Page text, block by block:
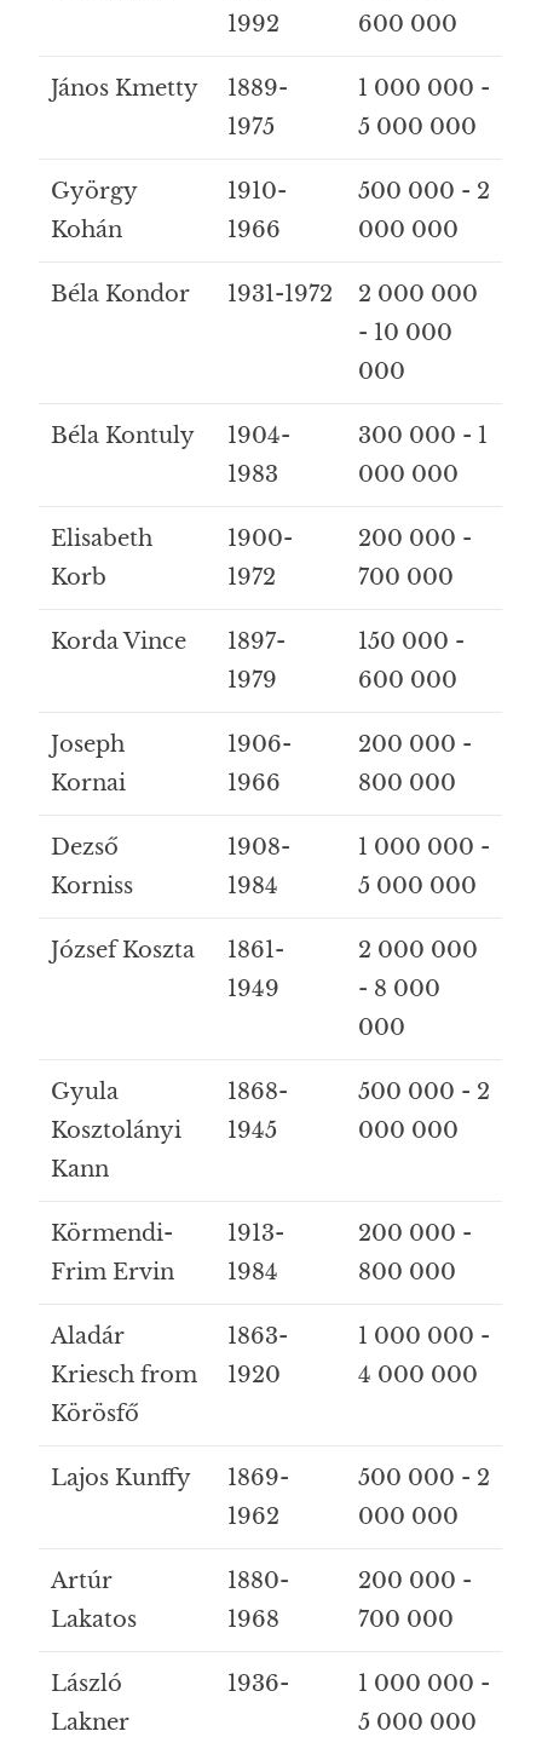
1992
600 000
János Kmetty
1889-
1975
1 000 000 -
5 000 000
György
Kohán
1910-
1966
500 000 - 2
000 000
Béla Kondor 1931-1972
2 000 000
- 10 000
000
Béla Kontuly
1904-
1983
300 000 - 1
000 000
Elisabeth
Korb
1900-
1972
200 000 -
700 000
Korda Vince
1897-
1979
150 000 -
600 000
Joseph
Kornai
1906-
1966
200 000 -
800 000
Dezső
Korniss
1908-
1984
1 000 000 -
5 000 000
József Koszta
1861-
1949
2 000 000
- 8 000
000
Gyula
Kosztolányi
Kann
1868-
1945
500 000 - 2
000 000
Körmendi-
Frim Ervin
1913-
1984
200 000 -
800 000
Aladár
Kriesch from
Körösfő
1863-
1920
1 000 000 -
4 000 000
Lajos Kunffy
1869-
1962
500 000 - 2
000 000
Artúr
Lakatos
1880-
1968
200 000 -
700 000
László
Lakner
1936-
1 000 000 -
5 000 000